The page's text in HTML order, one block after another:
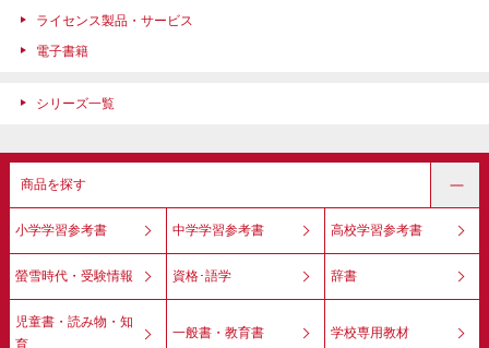
ライセンス製品・サービス
電子書籍
シリーズ一覧
商品を探す
小学学習参考書 中学学習参考書 高校学習参考書
螢雪時代・受験情報 資格･語学 辞書
児童書・読み物・知
育
一般書・教育書 学校専用教材